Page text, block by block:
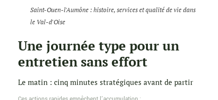
Saint-Ouen-l'Aumône : histoire, services et qualité de vie dans
le Val-d'Oise
Une journée type pour un
entretien sans effort
Le matin : cinq minutes stratégiques avant de partir